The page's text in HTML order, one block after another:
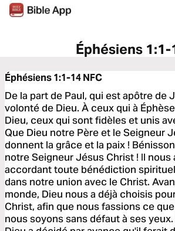
Éphésiens 1:1-
Éphésiens 1:1-14NFC
De la part de Paul, qui est apôtre de
volonté de Dieu. À ceux qui à
Dieu, ceux qui sont fidèles et unis
Que Dieu notre Père et le Seigneur
donnent la grâce et la paix !
notre Seigneur Jésus Christ ! Il nous
accordant toute bénédiction
dans notre union avec le Christ.
monde, Dieu nous a déjà choisis
Christ, afin que nous fassions ce
nous soyons sans défaut à ses